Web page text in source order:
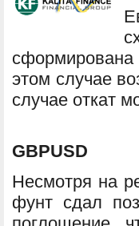
этом случае
случае откат
GBPUSD
Несмотря на
фунт сдал